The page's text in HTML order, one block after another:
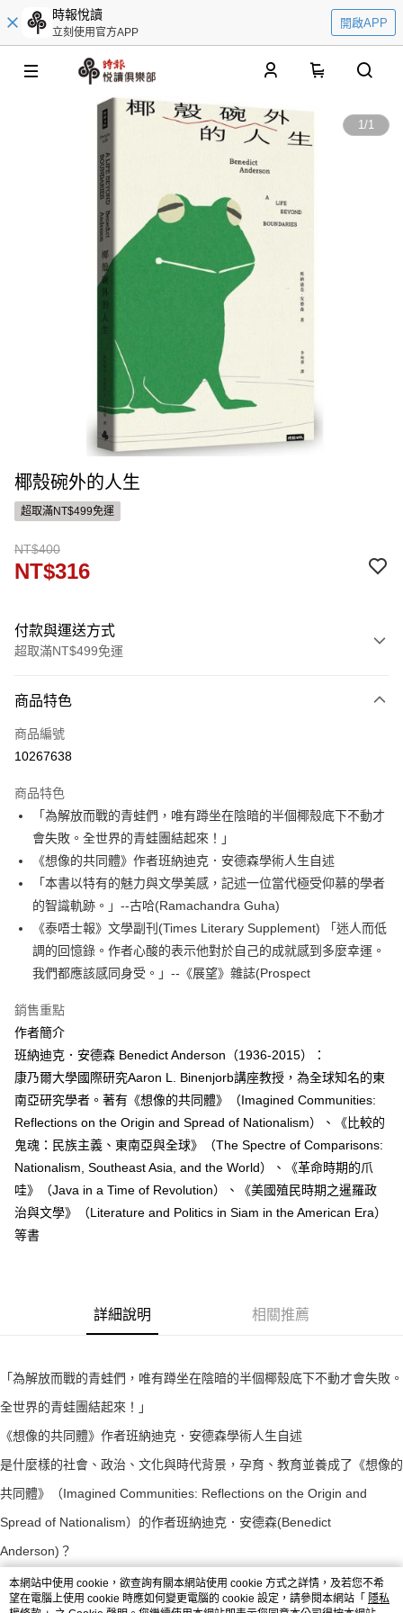
時報悅讀
立刻使用官方APP
開啟APP
1/1
椰殼碗外的人生
超取滿NT$499免運
NT$400
NT$316
付款與運送方式
超取滿NT$499免運
信用卡一次付款
運送方式
付款後全家取貨
每筆NT$60，滿NT$499(含以上)免運費
付款後7-11取貨
每筆NT$60，滿NT$499(含以上)免運費
宅配
每筆NT$100，滿NT$499(含以上)免運費
商品特色
商品編號
10267638
商品特色
「為解放而戰的青蛙們，唯有蹲坐在陰暗的半個椰殼底下不動才
會失敗。全世界的青蛙團結起來！」
《想像的共同體》作者班納迪克．安德森學術人生自述
「本書以特有的魅力與文學美感，記述一位當代極受仰慕的學者
的智識軌跡。」--古哈(Ramachandra Guha)
《泰唔士報》文學副刊(Times Literary Supplement) 「迷人而低
調的回憶錄。作者心酸的表示他對於自己的成就感到多麼幸運。
我們都應該感同身受。」--《展望》雜誌(Prospect
銷售重點
作者簡介
班納迪克．安德森 Benedict Anderson（1936-2015）：
康乃爾大學國際研究Aaron L. Binenjorb講座教授，為全球知名的東
南亞研究學者。著有《想像的共同體》（Imagined Communities:
Reflections on the Origin and Spread of Nationalism）、《比較的
鬼魂：民族主義、東南亞與全球》（The Spectre of Comparisons:
Nationalism, Southeast Asia, and the World）、《革命時期的爪
哇》（Java in a Time of Revolution）、《美國殖民時期之暹羅政
治與文學》（Literature and Politics in Siam in the American Era）
等書
詳細說明 相關推薦
「為解放而戰的青蛙們，唯有蹲坐在陰暗的半個椰殼底下不動才會失敗。
全世界的青蛙團結起來！」
《想像的共同體》作者班納迪克．安德森學術人生自述
是什麼樣的社會、政治、文化與時代背景，孕育、教育並養成了《想像的
共同體》（Imagined Communities: Reflections on the Origin and
Spread of Nationalism）的作者班納迪克．安德森(Benedict
Anderson)？
班納迪克．安德森終其一生都在挑戰他那個時代的紀律、文化、學術和政
治的界限。在《椰殼碗外的人生》（A Life Beyond Boundaries）這本書
本網站中使用 cookie，欲查詢有關本網站使用 cookie 方式之詳情，及若您不希
望在電腦上使用 cookie 時應如何變更電腦的 cookie 設定，請參閱本網站「 隱私